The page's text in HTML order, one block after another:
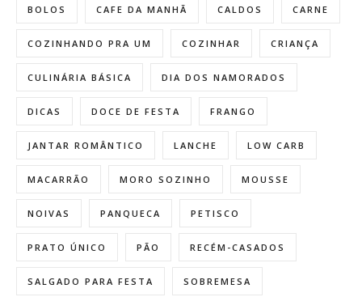
BOLOS CAFE DA MANHÃ CALDOS CARNE
COZINHANDO PRA UM COZINHAR CRIANÇA
CULINÁRIA BÁSICA DIA DOS NAMORADOS
DICAS DOCE DE FESTA FRANGO
JANTAR ROMÂNTICO LANCHE LOW CARB
MACARRÃO MORO SOZINHO MOUSSE
NOIVAS PANQUECA PETISCO
PRATO ÚNICO PÃO RECÉM-CASADOS
SALGADO PARA FESTA SOBREMESA